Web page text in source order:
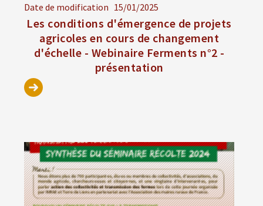
Date de modification 15/01/2025
Les conditions d'émergence de projets
agricoles en cours de changement
d'échelle - Webinaire Ferments n°2 -
présentation